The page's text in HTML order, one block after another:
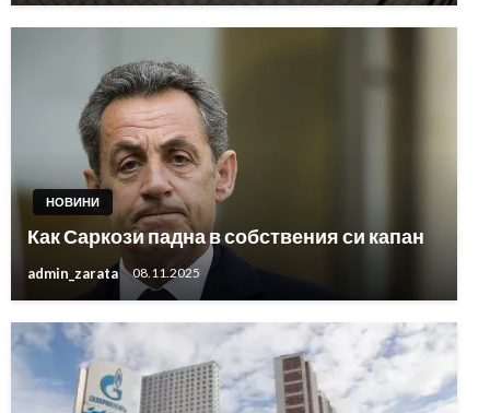
НОВИНИ
Как Саркози падна в собствения си капан
admin_zarata 08.11.2025